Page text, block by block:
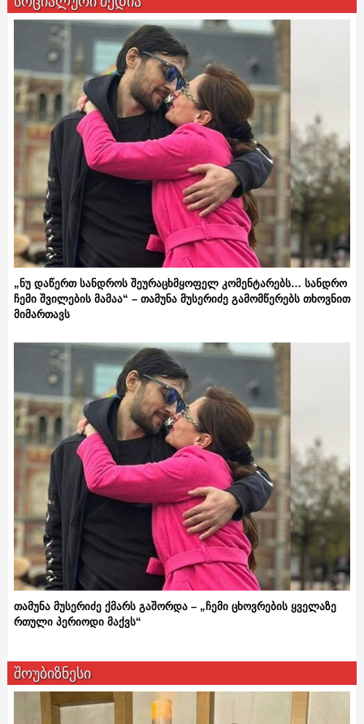
„ნუ დაწერთ სანდროს შეურაცხმყოფელ კომენტარებს… სანდრო
ჩემი შვილების მამაა“ – თამუნა მუსერიძე გამომწერებს თხოვნით
მიმართავს
თამუნა მუსერიძე ქმარს გაშორდა – „ჩემი ცხოვრების ყველაზე
რთული პერიოდი მაქვს“
შოუბიზნესი